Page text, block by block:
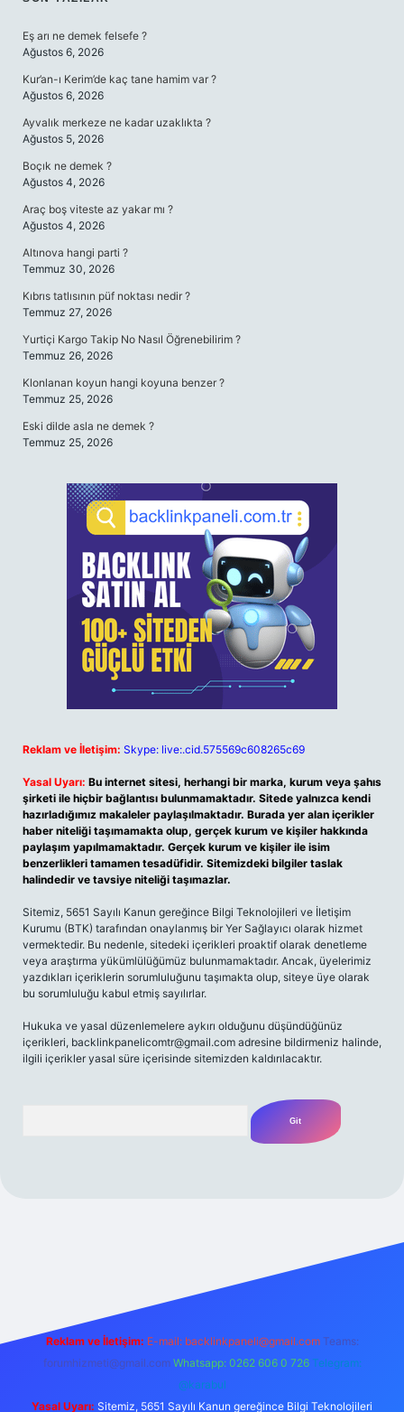
SIDEBAR
Eş arı ne demek felsefe ?
Ağustos 6, 2026
Kur’an-ı Kerim’de kaç tane hamim var ?
Ağustos 6, 2026
Ayvalık merkeze ne kadar uzaklıkta ?
Ağustos 5, 2026
Boçık ne demek ?
Ağustos 4, 2026
Araç boş viteste az yakar mı ?
Ağustos 4, 2026
Altınova hangi parti ?
Temmuz 30, 2026
Kıbrıs tatlısının püf noktası nedir ?
Temmuz 27, 2026
Yurtiçi Kargo Takip No Nasıl Öğrenebilirim ?
Temmuz 26, 2026
Klonlanan koyun hangi koyuna benzer ?
Temmuz 25, 2026
Eski dilde asla ne demek ?
Temmuz 25, 2026
Reklam ve İletişim: Skype: live:.cid.575569c608265c69
Yasal Uyarı: Bu internet sitesi, herhangi bir marka, kurum veya şahıs
şirketi ile hiçbir bağlantısı bulunmamaktadır. Sitede yalnızca kendi
hazırladığımız makaleler paylaşılmaktadır. Burada yer alan içerikler
haber niteliği taşımamakta olup, gerçek kurum ve kişiler hakkında
paylaşım yapılmamaktadır. Gerçek kurum ve kişiler ile isim
benzerlikleri tamamen tesadüfidir. Sitemizdeki bilgiler taslak
halindedir ve tavsiye niteliği taşımazlar.
Sitemiz, 5651 Sayılı Kanun gereğince Bilgi Teknolojileri ve İletişim
Kurumu (BTK) tarafından onaylanmış bir Yer Sağlayıcı olarak hizmet
vermektedir. Bu nedenle, sitedeki içerikleri proaktif olarak denetleme
veya araştırma yükümlülüğümüz bulunmamaktadır. Ancak, üyelerimiz
yazdıkları içeriklerin sorumluluğunu taşımakta olup, siteye üye olarak
bu sorumluluğu kabul etmiş sayılırlar.
Hukuka ve yasal düzenlemelere aykırı olduğunu düşündüğünüz
içerikleri, backlinkpanelicomtr@gmail.com adresine bildirmeniz halinde,
ilgili içerikler yasal süre içerisinde sitemizden kaldırılacaktır.
Reklam ve İletişim: E-mail: backlinkpaneli@gmail.com Teams:
forumhizmeti@gmail.com Whatsapp: 0262 606 0 726 Telegram:
@karabul
Yasal Uyarı: Sitemiz, 5651 Sayılı Kanun gereğince Bilgi Teknolojileri